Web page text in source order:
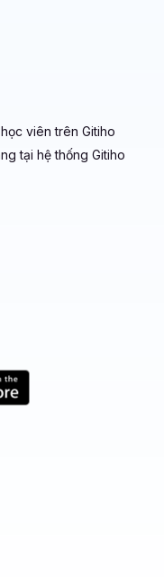
viên trên Gitiho
tại hệ thống Gitiho